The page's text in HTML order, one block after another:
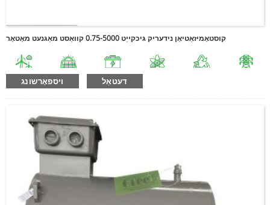
קוסטאָמיזאַטיאָן נידעריק גיכקייַט 0.75-5000 קוואַסט מאַגנעט מאָטאָר
ויספאָרשונג דעטאַל